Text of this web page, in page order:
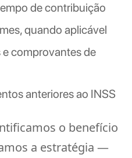
de contribuição
quando aplicável
comprovantes de
anteriores ao INSS
o benefício
a estratégia —